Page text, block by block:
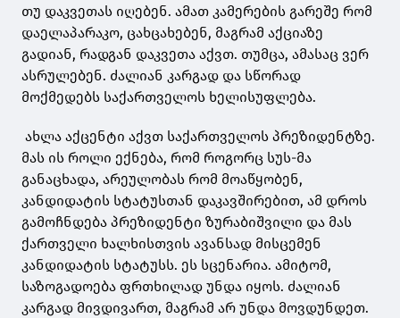
თუ დაკვეთას იღებენ. ამათ კამერების გარეშე რომ
დაელაპარაკო, ცახცახებენ, მაგრამ აქციაზე
გადიან, რადგან დაკვეთა აქვთ. თუმცა, ამასაც ვერ
ასრულებენ. ძალიან კარგად და სწორად
მოქმედებს საქართველოს ხელისუფლება.
ახლა აქცენტი აქვთ საქართველოს პრეზიდენტზე.
მას ის როლი ექნება, რომ როგორც სუს-მა
განაცხადა, არეულობას რომ მოაწყობენ,
კანდიდატის სტატუსთან დაკავშირებით, ამ დროს
გამოჩნდება პრეზიდენტი ზურაბიშვილი და მას
ქართველი ხალხისთვის ავანსად მისცემენ
კანდიდატის სტატუსს. ეს სცენარია. ამიტომ,
საზოგადოება ფრთხილად უნდა იყოს. ძალიან
კარგად მივდივართ, მაგრამ არ უნდა მოვდუნდეთ.